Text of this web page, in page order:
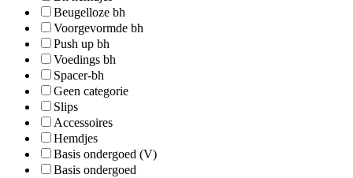
Beugelloze bh
Voorgevormde bh
Push up bh
Voedings bh
Spacer-bh
Geen categorie
Slips
Accessoires
Hemdjes
Basis ondergoed (V)
Basis ondergoed